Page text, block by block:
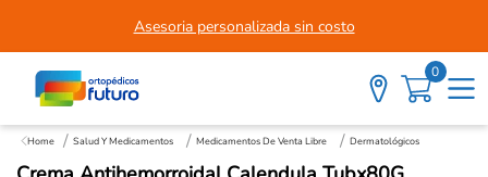
Asesoria personalizada sin costo
0
Salud Y Medicamentos Medicamentos De Venta Libre Dermatológicos